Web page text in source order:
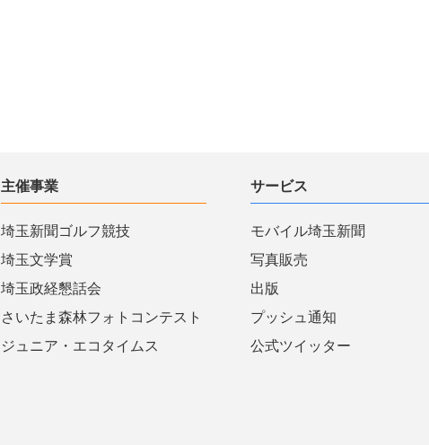
主催事業
埼玉新聞ゴルフ競技
埼玉文学賞
埼玉政経懇話会
さいたま森林フォトコンテスト
ジュニア・エコタイムス
サービス
モバイル埼玉新聞
写真販売
出版
プッシュ通知
公式ツイッター